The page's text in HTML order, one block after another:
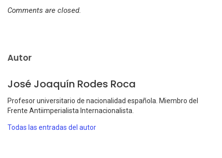
Comments are closed.
Autor
José Joaquín Rodes Roca
Profesor universitario de nacionalidad española. Miembro del
Frente Antiimperialista Internacionalista.
Todas las entradas del autor